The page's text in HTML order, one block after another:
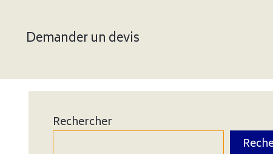
Demander un devis
Rechercher